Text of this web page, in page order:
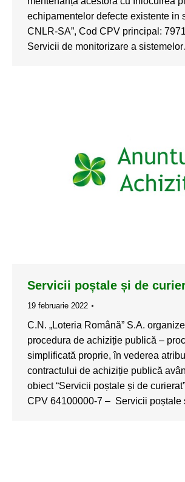
echipamentelor defecte existente in
CNLR-SA”, Cod CPV principal:
Servicii de monitorizare a
Servicii poștale și de
19 februarie 2022
C.N. „Loteria Română” S.A.
procedura de achiziție publică –
simplificată proprie, în vederea
contractului de achiziție publică
obiect “Servicii poștale și de
CPV 64100000-7 – Servicii poștale